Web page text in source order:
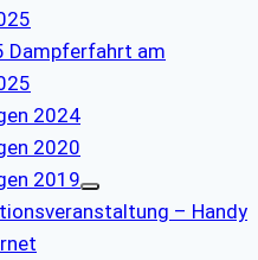
Dampferfahrt am
2024
2020
2019
– Handy